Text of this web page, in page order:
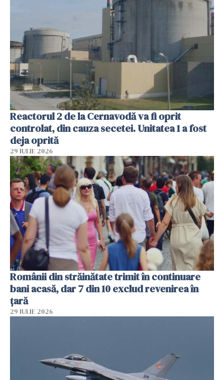
Reactorul 2 de la Cernavodă va fi oprit
controlat, din cauza secetei. Unitatea 1 a fost
deja oprită
29 IULIE 2026
Românii din străinătate trimit în continuare
bani acasă, dar 7 din 10 exclud revenirea în
țară
29 IULIE 2026